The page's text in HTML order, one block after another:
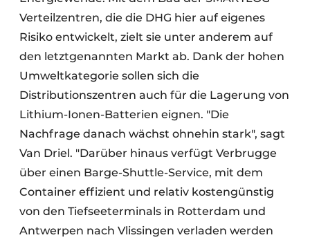
Verteilzentren, die die DHG hier auf eigenes
Risiko entwickelt, zielt sie unter anderem auf
den letztgenannten Markt ab. Dank der hohen
Umweltkategorie sollen sich die
Distributionszentren auch für die Lagerung von
Lithium-Ionen-Batterien eignen. "Die
Nachfrage danach wächst ohnehin stark", sagt
Van Driel. "Darüber hinaus verfügt Verbrugge
über einen Barge-Shuttle-Service, mit dem
Container effizient und relativ kostengünstig
von den Tiefseeterminals in Rotterdam und
Antwerpen nach Vlissingen verladen werden